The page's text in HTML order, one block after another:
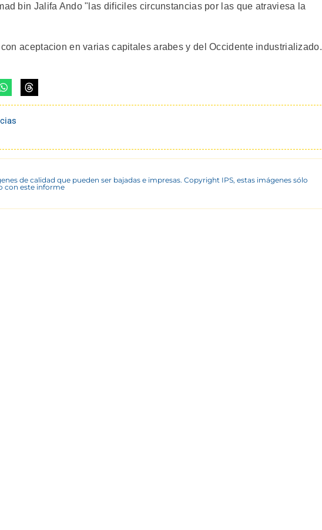
bin Jalifa Ando "las dificiles circunstancias por las que atraviesa la
aceptacion en varias capitales arabes y del Occidente industrializado.
de calidad que pueden ser bajadas e impresas. Copyright IPS, estas imágenes sólo
con este informe